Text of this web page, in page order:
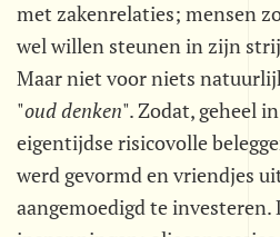
met zakenrelaties; mensen
wel willen steunen in zijn
Maar niet voor niets
"oud denken". Zodat, geheel
eigentijdse risicovolle
werd gevormd en vriendjes
aangemoedigd te